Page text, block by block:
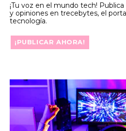
¡Tu voz en el mundo tech!
y opiniones en trecebytes, el
tecnología.
¡PUBLICAR AHORA!